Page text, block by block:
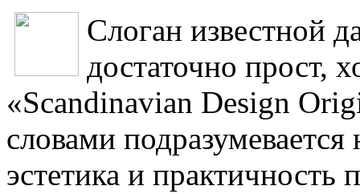
Слоган известной
достаточно прост,
«Scandinavian Design
словами
эстетика и практичность